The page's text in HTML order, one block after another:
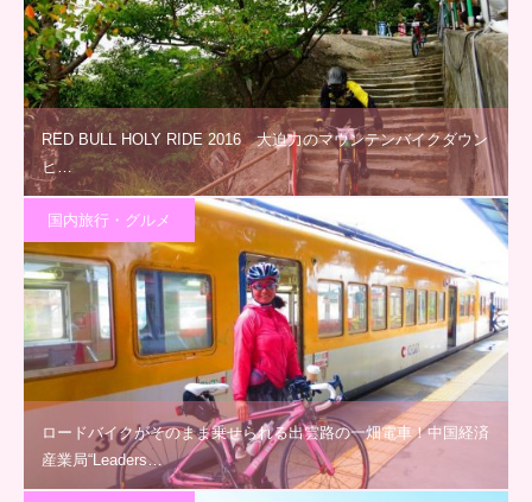
RED BULL HOLY RIDE 2016 大迫力のマウンテンバイクダウン
ヒ…
国内旅行・グルメ
ロードバイクがそのまま乗せられる出雲路の一畑電車！中国経済
産業局“Leaders…